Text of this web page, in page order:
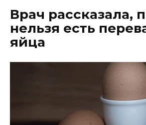
Врач рассказала,
нельзя есть
яйца